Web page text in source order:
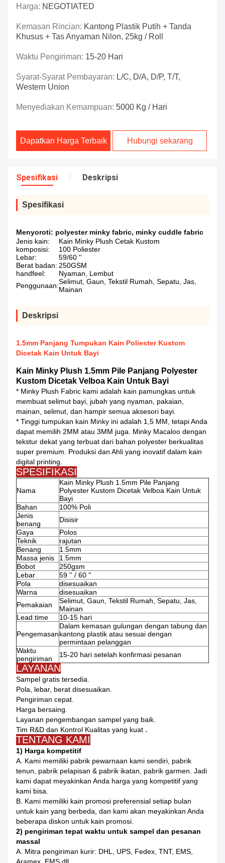
Harga: NEGOTIATED
Kemasan Rincian: Kantong Plastik Putih + Tanda
Khusus + Tas Anyaman Nilon, 25kg / Roll
Waktu Pengiriman: 15-20 Hari
Syarat-Syarat Pembayaran: L/C, D/A, D/P, T/T,
Western Union
Menyediakan Kemampuan: 5000 Kg / Hari
Dapatkan Harga Terbaik Hubungi sekarang
Spesifikasi Deskripsi
Spesifikasi
Menyoroti: polyester minky fabric, minky cuddle fabric
Jenis kain:
Kain Minky Plush Cetak Kustom
komposisi:
100 Poliester
Lebar:
59/60 ''
Berat badan: 250GSM
handfeel:
Nyaman, Lembut
Penggunaan:Selimut, Gaun, Tekstil Rumah, Sepatu, Jas,
Mainan
Deskripsi
1.5mm Panjang Tumpukan Kain Poliester Kustom
Dicetak Kain Untuk Bayi
Kain Minky Plush 1.5mm Pile Panjang Polyester
Kustom Dicetak Velboa Kain Untuk Bayi
* Minky Plush Fabric kami adalah kain pamungkas untuk
membuat selimut bayi, jubah yang nyaman, pakaian,
mainan, selimut, dan hampir semua aksesori bayi.
* Tinggi tumpukan kain Minky ini adalah 1,5 MM, tetapi Anda
dapat memilih 2MM atau 3MM juga. Minky Macaloo dengan
tekstur dekat yang terbuat dari bahan polyester berkualitas
super premium. Produksi dan Ahli yang inovatif dalam kain
digital printing.
SPESIFIKASI
Nama
Kain Minky Plush 1.5mm Pile Panjang
Polyester Kustom Dicetak Velboa Kain Untuk
Bayi
Bahan
100% Poli
Jenis
benang
Disisir
Gaya
Polos
Teknik
rajutan
Benang
1.5mm
Massa jenis
1.5mm
Bobot
250gsm
Lebar
59 '' / 60 ''
Pola
disesuaikan
Warna
disesuaikan
Pemakaian
Selimut, Gaun, Tekstil Rumah, Sepatu, Jas,
Mainan
Lead time
10-15 hari
Pengemasan
Dalam kemasan gulungan dengan tabung dan
kantong plastik atau sesuai dengan
permintaan pelanggan
Waktu
pengiriman
15-20 hari setelah konfirmasi pesanan
LAYANAN
Sampel gratis tersedia.
Pola, lebar, berat disesuaikan.
Pengiriman cepat.
Harga bersaing.
Layanan pengembangan sampel yang baik.
Tim R&D dan Kontrol Kualitas yang kuat .
TENTANG KAMI
1) Harga kompetitif
A. Kami memiliki pabrik pewarnaan kami sendiri, pabrik
tenun, pabrik pelapisan & pabrik ikatan, pabrik garmen. Jadi
kami dapat meyakinkan Anda harga yang kompetitif yang
kami bisa.
B. Kami memiliki kain promosi preferensial setiap bulan
untuk kain yang berbeda, dan kami akan meyakinkan Anda
beberapa diskon untuk kain promosi.
2) pengiriman tepat waktu untuk sampel dan pesanan
massal
A. Mitra pengiriman kurir: DHL, UPS, Fedex, TNT, EMS,